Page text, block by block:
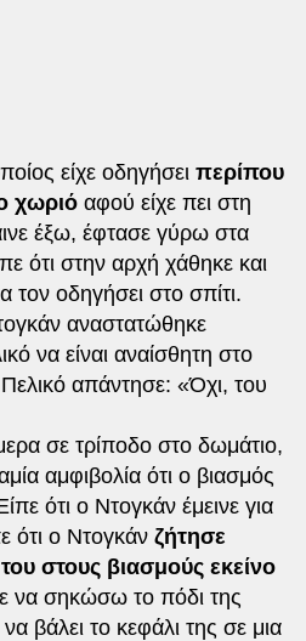
είχε οδηγήσει περίπου
χωριόαφού είχε πει στη
έξω, έφτασε γύρω στα
ότι στην αρχή χάθηκε και
τον οδηγήσει στο σπίτι.
αναστατώθηκε
να είναι αναίσθητη στο
Πελικό απάντησε: «Όχι, του
σε τρίποδο στο δωμάτιο,
αμφιβολία ότι ο βιασμός
ότι ο Ντογκάν έμεινε για
ότι ο Ντογκάν ζήτησε
στους βιασμούς εκείνο
να σηκώσω το πόδι της
βάλει το κεφάλι της σε μια